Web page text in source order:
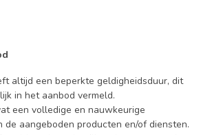
altijd een beperkte geldigheidsduur, dit
in het aanbod vermeld.
een volledige en nauwkeurige
de aangeboden producten en/of diensten.